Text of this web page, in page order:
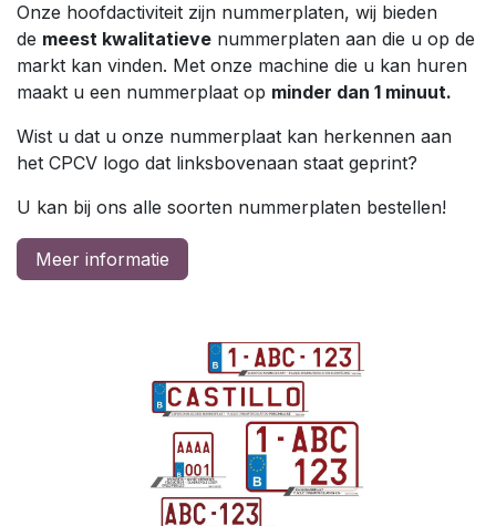
Onze hoofdactiviteit zijn nummerplaten, wij bieden
de meest kwalitatieve nummerplaten aan die u op de
markt kan vinden. Met onze machine die u kan huren
maakt u een nummerplaat op minder dan 1 minuut.
Wist u dat u onze nummerplaat kan herkennen aan
het CPCV logo dat linksbovenaan staat geprint?
U kan bij ons alle soorten nummerplaten bestellen!
Meer informatie